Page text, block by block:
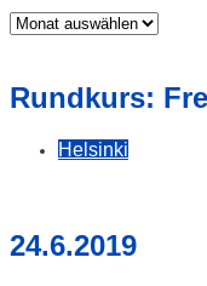
Was
Rundkurs:
Helsinki
24.6.2019